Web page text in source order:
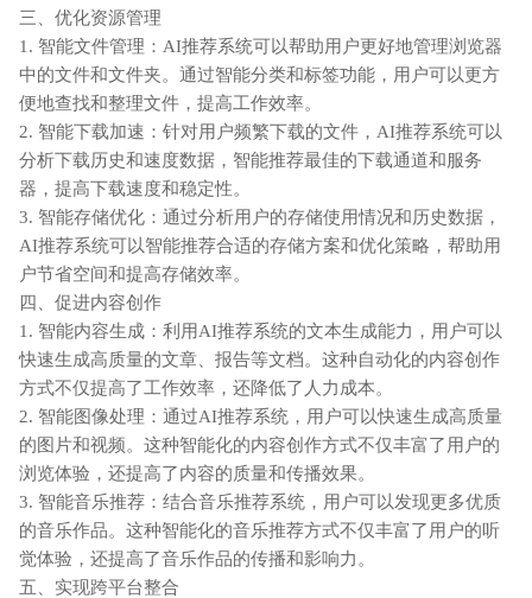
三、优化资源管理
1. 智能文件管理：AI推荐系统可以帮助用户更好地管理浏览器
中的文件和文件夹。通过智能分类和标签功能，用户可以更方
便地查找和整理文件，提高工作效率。
2. 智能下载加速：针对用户频繁下载的文件，AI推荐系统可以
分析下载历史和速度数据，智能推荐最佳的下载通道和服务
器，提高下载速度和稳定性。
3. 智能存储优化：通过分析用户的存储使用情况和历史数据，
AI推荐系统可以智能推荐合适的存储方案和优化策略，帮助用
户节省空间和提高存储效率。
四、促进内容创作
1. 智能内容生成：利用AI推荐系统的文本生成能力，用户可以
快速生成高质量的文章、报告等文档。这种自动化的内容创作
方式不仅提高了工作效率，还降低了人力成本。
2. 智能图像处理：通过AI推荐系统，用户可以快速生成高质量
的图片和视频。这种智能化的内容创作方式不仅丰富了用户的
浏览体验，还提高了内容的质量和传播效果。
3. 智能音乐推荐：结合音乐推荐系统，用户可以发现更多优质
的音乐作品。这种智能化的音乐推荐方式不仅丰富了用户的听
觉体验，还提高了音乐作品的传播和影响力。
五、实现跨平台整合